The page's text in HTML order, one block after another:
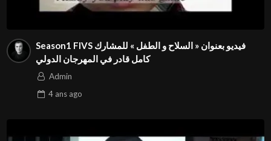
Season1 FIVS فيديو بعنوان « السلاح و الطفل » للمشارك
كامل قادر في المهرجان الدولي
Admin
4 ansago